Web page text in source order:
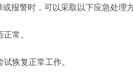
报警时，可以采取以下应急处理
常。
恢复正常工作。